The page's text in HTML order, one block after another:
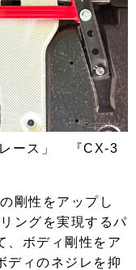
レース」 『CX-3
剛性をアップし
ングを実現するパ
、ボディ剛性をア
ディのネジレを抑